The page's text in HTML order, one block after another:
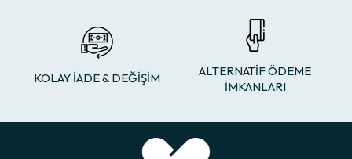
KOLAY İADE & DEĞİŞİM
ALTERNATİF ÖDEME
İMKANLARI